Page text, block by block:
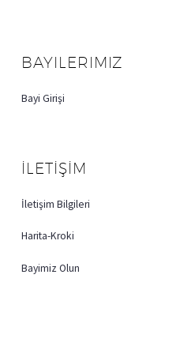
BAYILERIMIZ
Bayi Girişi
İLETİŞİM
İletişim Bilgileri
Harita-Kroki
Bayimiz Olun